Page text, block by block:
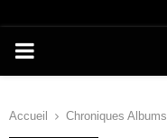
PRIMARY
Accueil Chroniques Albums